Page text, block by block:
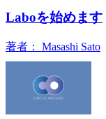
Laboを始めます
著者： Masashi Sato